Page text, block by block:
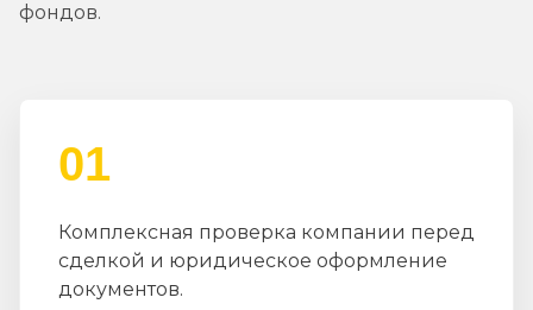
фондов.
01
Комплексная проверка компании перед
сделкой и юридическое оформление
документов.